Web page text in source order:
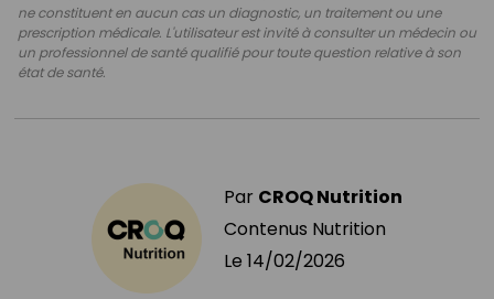
ne constituent en aucun cas un diagnostic, un traitement ou une
prescription médicale. L'utilisateur est invité à consulter un médecin ou
un professionnel de santé qualifié pour toute question relative à son
état de santé.
Par CROQ Nutrition
Contenus Nutrition
Le 14/02/2026